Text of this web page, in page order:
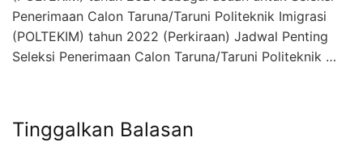
Penerimaan Calon Taruna/Taruni Politeknik Imigrasi
(POLTEKIM) tahun 2022 (Perkiraan) Jadwal Penting
Seleksi Penerimaan Calon Taruna/Taruni Politeknik …
Tinggalkan Balasan